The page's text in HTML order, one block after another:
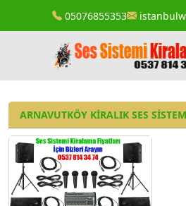
05076855353
ARNAVUTKÖY KIRALIK SES